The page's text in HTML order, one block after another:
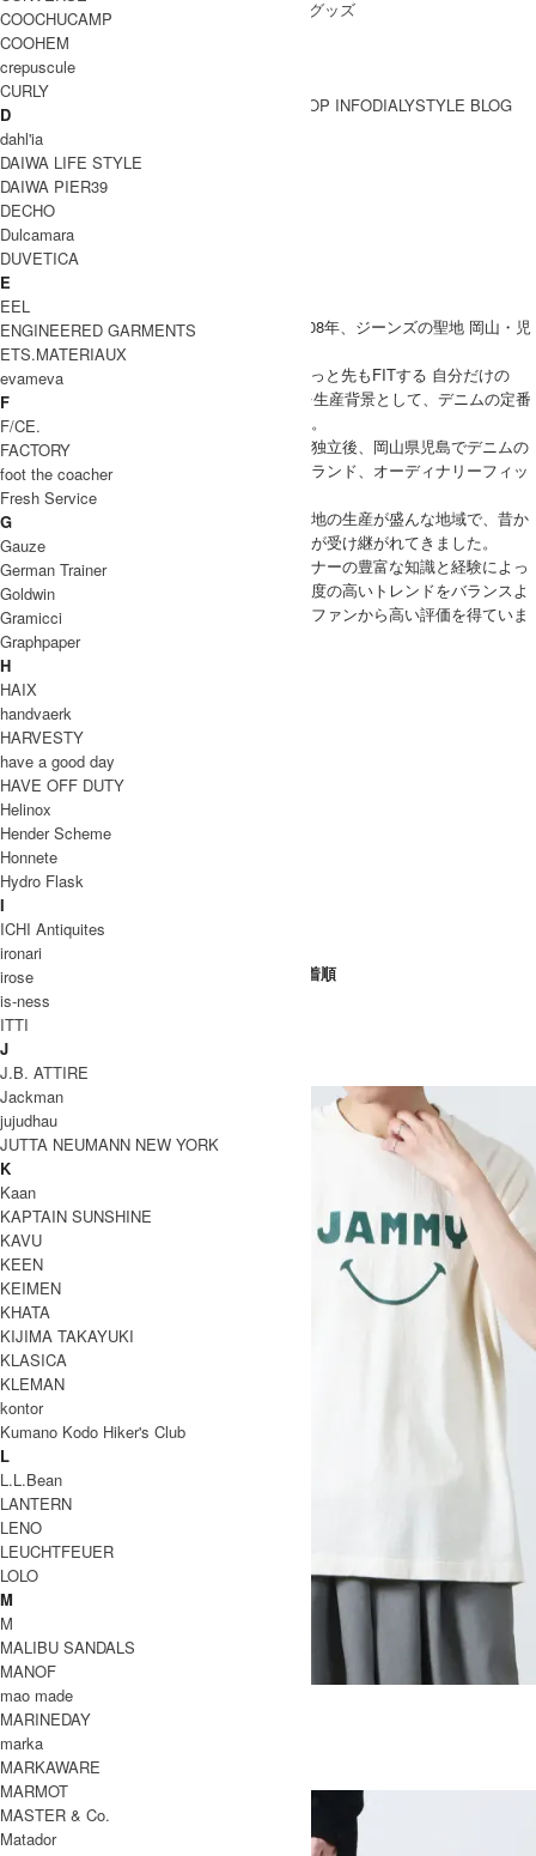
/ その他グッズ
BRAND一覧
BRAND一覧
SHOP INFODIALYSTYLE BLOG
Ordinary Fits
オーディナリーフィッツ
Ordinary Fits (オーディナリーフィッツ)は2008年、ジーンズの聖地 岡山・児
島で立ち上げられたブランド。
『to yourself in ten years』『いま 10年後 ずっと先もFITする 自分だけの
ORDINARYを』がコンセプトで、自社工場を生産背景として、デニムの定番
アイテムとシーズン毎のコレクションを展開。
デザイナーである児玉氏はデニムブランドを独立後、岡山県児島でデニムの
生産についてのノウハウを身に着け自身のブランド、オーディナリーフィッ
ツをスタート。
児島は岡山県内でも特にジーンズやデニム生地の生産が盛んな地域で、昔か
ら繊維産業を得意とし、長年縫製などの技術が受け継がれてきました。
そんな児島の技術を取り入れながら、デザイナーの豊富な知識と経験によっ
て表現されるヴィンテージの良い部分と、感度の高いトレンドをバランスよ
くミックスしたラインナップは多くのデニムファンから高い評価を得ていま
す。
WOMEN
アウター
トップス
パンツ
スカート
ワンピース
オールインワン
MEN
アウター
トップス
パンツ
UNISEX
パンツ
[ 並び順を変更 ] -
新着順
全 [294] 商品中 [31-60] を表示
前のページへ
Ordinary Fits
オーディナリーフィッツ
PRINT T-SHIRTS
SOLD OUT
Ordinary Fits
オーディナリーフィッツ
COOCHUCAMP
COOHEM
crepuscule
CURLY
D
dahl'ia
DAIWA LIFE STYLE
DAIWA PIER39
DECHO
Dulcamara
DUVETICA
E
EEL
ENGINEERED GARMENTS
ETS.MATERIAUX
evameva
F
F/CE.
FACTORY
foot the coacher
Fresh Service
G
Gauze
German Trainer
Goldwin
Gramicci
Graphpaper
H
HAIX
handvaerk
HARVESTY
have a good day
HAVE OFF DUTY
Helinox
Hender Scheme
Honnete
Hydro Flask
I
ICHI Antiquites
ironari
irose
is-ness
ITTI
J
J.B. ATTIRE
Jackman
jujudhau
JUTTA NEUMANN NEW YORK
K
Kaan
KAPTAIN SUNSHINE
KAVU
KEEN
KEIMEN
KHATA
KIJIMA TAKAYUKI
KLASICA
KLEMAN
kontor
Kumano Kodo Hiker's Club
L
L.L.Bean
LANTERN
LENO
LEUCHTFEUER
LOLO
M
M
MALIBU SANDALS
MANOF
mao made
MARINEDAY
marka
MARKAWARE
MARMOT
MASTER & Co.
Matador